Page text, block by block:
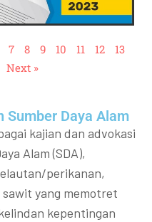
7 8 9 10 11 12
13
Next »
Sumber Daya Alam
kajian dan advokasi
Alam (SDA),
perikanan,
yang memotret
kepentingan